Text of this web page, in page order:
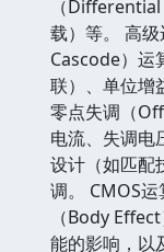
（
载）等。 高
Cascode）运
联）、单位增
零点失调（
电流、失调电
设计（如匹配
调。 CMOS
（Body
能的影响，以